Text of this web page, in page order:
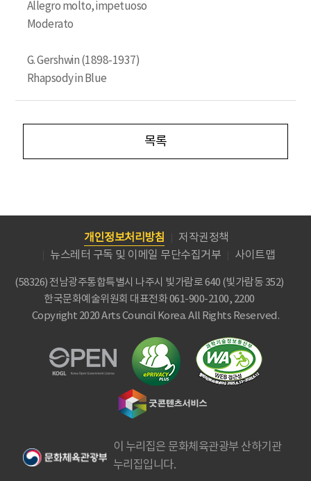
Allegro molto, impetuoso
Moderato
G. Gershwin (1898-1937)
Rhapsody in Blue
목록
개인정보처리방침
저작권정책
뉴스레터 구독 및 이메일 무단수집거부
사이트맵
(58326) 전남광주통합특별시 나주시 빛가람로 640 (빛가람동 352)
한국문화예술위원회 대표전화 061-900-2100, 2200
Copyright 2020 Arts Council Korea. All Rights Reserved.
이 누리집은 문화체육관광부 산하기관
누리집입니다.